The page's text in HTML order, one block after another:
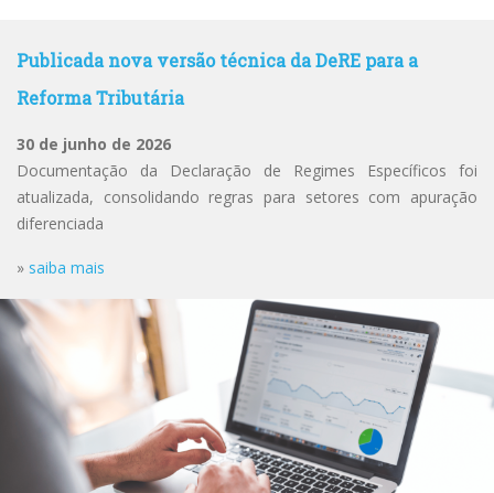
Publicada nova versão técnica da DeRE para a
Reforma Tributária
30 de junho de 2026
Documentação da Declaração de Regimes Específicos foi
atualizada, consolidando regras para setores com apuração
diferenciada
» saiba mais